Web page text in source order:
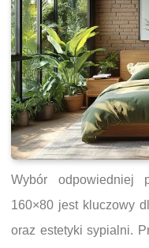
Wybór odpowiedniej
160×80 jest kluczowy
oraz estetyki sypialni.